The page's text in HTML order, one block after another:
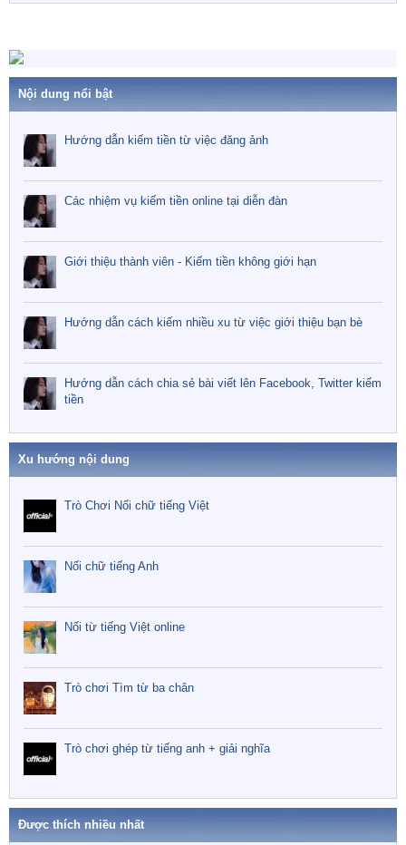
Nội dung nổi bật
Hướng dẫn kiếm tiền từ việc đăng ảnh
Các nhiệm vụ kiếm tiền online tại diễn đàn
Giới thiệu thành viên - Kiếm tiền không giới hạn
Hướng dẫn cách kiếm nhiều xu từ việc giới thiệu bạn bè
Hướng dẫn cách chia sẻ bài viết lên Facebook, Twitter kiếm
tiền
Xu hướng nội dung
Trò Chơi Nối chữ tiếng Việt
Nối chữ tiếng Anh
Nối từ tiếng Việt online
Trò chơi Tìm từ ba chân
Trò chơi ghép từ tiếng anh + giải nghĩa
Được thích nhiều nhất